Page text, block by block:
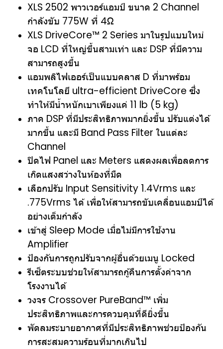
XLS 2502 พาวเวอร์แอมป์ ขนาด 2 Channel
กำลังขับ 775W ที่ 4Ω
XLS DriveCore™ 2 Series มาในรูปแบบใหม่
จอ LCD ที่ใหญ่ขึ้นสามเท่า และ DSP ที่มีความ
สามารถสูงขึ้น
แอมพลิไฟเออร์เป็นแบบคลาส D ที่มาพร้อม
เทคโนโลยี ultra-efficient DriveCore ซึ่ง
ทำให้มีน้ำหนักเบาเพียงแค่ 11 lb (5 kg)
ภาค DSP ที่มีประสิทธิภาพมากยิ่งขึ้น ปรับแต่งได้
มากขึ้น และมี Band Pass Filter ในแต่ละ
Channel
ปิดไฟ Panel และ Meters แสดงผลเพื่อลดการ
เกิดแสงสว่างในห้องที่มืด
เลือกปรับ Input Sensitivity 1.4Vrms และ
.775Vrms ได้ เพื่อให้สามารถขับเคลื่อนแอมป์ได้
อย่างเต็มกำลัง
เข้าสู่ Sleep Mode เมื่อไม่มีการใช้งาน
Amplifier
ป้องกันการถูกปรับจากผู้อื่นด้วยเมนู Locked
รีเซ็ตระบบช่วยให้สามารถกู้คืนการตั้งค่าจาก
โรงงานได้
วงจร Crossover PureBand™ เพิ่ม
ประสิทธิภาพและการควบคุมที่ดียิ่งขึ้น
พัดลมระบายอากาศที่มีประสิทธิภาพช่วยป้องกัน
การสะสมความร้อนที่มากเกินไป